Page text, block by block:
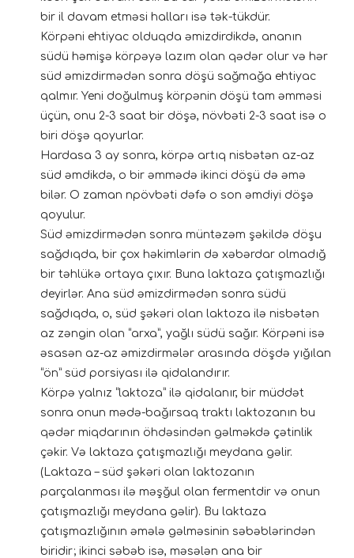
bir il davam etməsi halları isə tək-tükdür.
Körpəni ehtiyac olduqda əmizdirdikdə, ananın
südü həmişə körpəyə lazım olan qədər olur və hər
süd əmizdirmədən sonra döşü sağmağa ehtiyac
qalmır. Yeni doğulmuş körpənin döşü tam əmməsi
üçün, onu 2-3 saat bir döşə, növbəti 2-3 saat isə o
biri döşə qoyurlar.
Hardasa 3 ay sonra, körpə artıq nisbətən az-az
süd əmdikdə, o bir əmmədə ikinci döşü də əmə
bilər. O zaman npövbəti dəfə o son əmdiyi döşə
qoyulur.
Süd əmizdirmədən sonra müntəzəm şəkildə döşu
sağdıqda, bir çox həkimlərin də xəbərdar olmadığ
bir təhlükə ortaya çıxır. Buna laktaza çatışmazlığı
deyirlər. Ana süd əmizdirmədən sonra südü
sağdıqda, o, süd şəkəri olan laktoza ilə nisbətən
az zəngin olan “arxa”, yağlı südü sağır. Körpəni isə
əsasən az-az əmizdirmələr arasında döşdə yığılan
“ön” süd porsiyası ilə qidalandırır.
Körpə yalnız “laktoza” ilə qidalanır, bir müddət
sonra onun mədə-bağırsaq traktı laktozanın bu
qədər miqdarının öhdəsindən gəlməkdə çətinlik
çəkir. Və laktaza çatışmazlığı meydana gəlir.
(Laktaza – süd şəkəri olan laktozanın
parçalanması ilə məşğul olan fermentdir və onun
çatışmazlığı meydana gəlir). Bu laktaza
çatışmazlığının əmələ gəlməsinin səbəblərindən
biridir; ikinci səbəb isə, məsələn ana bir